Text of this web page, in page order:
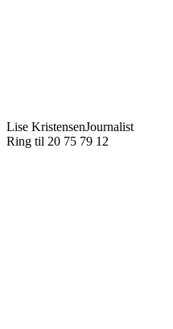
Lise KristensenJournalist
Ring til 20 75 79 12